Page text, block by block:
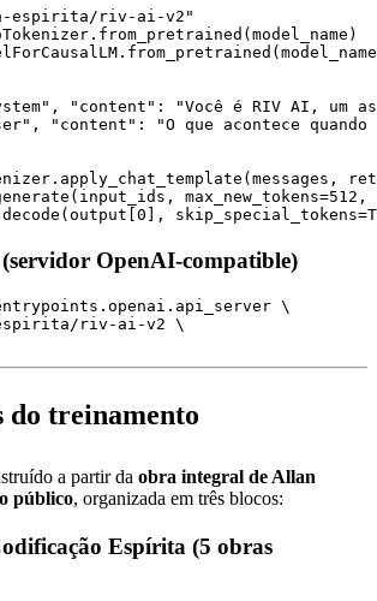
espirita/riv-ai-v2"
, "content" :
"Você é RIV AI, um
, "content" :
"O que acontece quando
max_new_tokens=512 ,
0 ], skip_special_tokens=
OpenAI-compatible)
\
riv-ai-v2 \
do treinamento
a partir da obra integral de Allan
público, organizada em três blocos:
Espírita (5 obras